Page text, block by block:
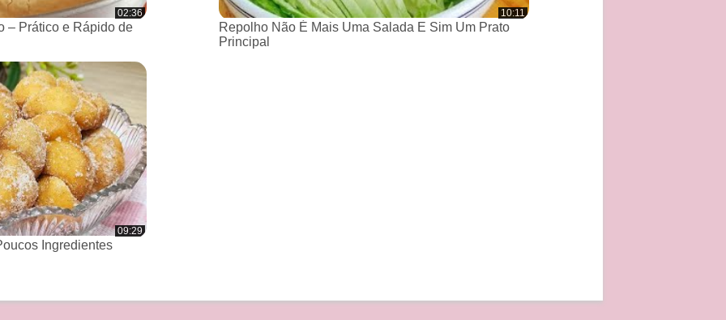
02:36
– Prático e Rápido de
10:11
Repolho Não É Mais Uma Salada E Sim Um Prato
Principal
09:29
Ingredientes